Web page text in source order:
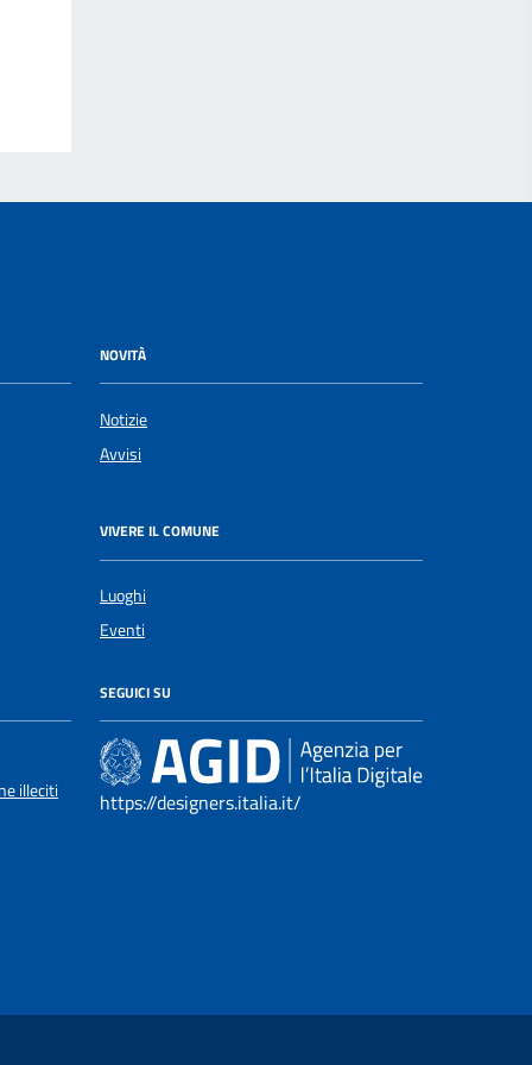
NOVITÀ
Notizie
Avvisi
VIVERE IL COMUNE
Luoghi
Eventi
illeciti
SEGUICI SU
https://designers.italia.it/